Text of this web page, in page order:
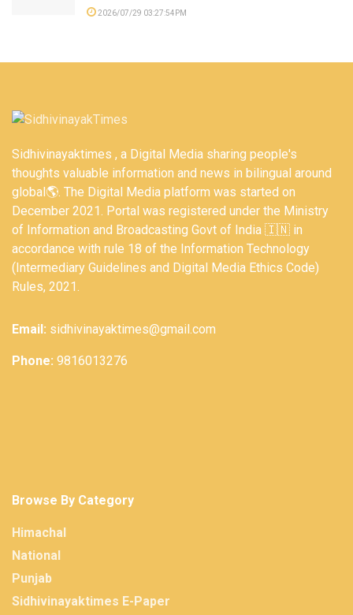
2026/07/29 03:27:54PM
Sidhivinayaktimes , a Digital Media sharing people's
thoughts valuable information and news in bilingual around
global🌎. The Digital Media platform was started on
December 2021. Portal was registered under the Ministry
of Information and Broadcasting Govt of India 🇮🇳 in
accordance with rule 18 of the Information Technology
(Intermediary Guidelines and Digital Media Ethics Code)
Rules, 2021.
Email: sidhivinayaktimes@gmail.com
Phone: 9816013276
Browse By Category
Himachal
National
Punjab
Sidhivinayaktimes E-Paper